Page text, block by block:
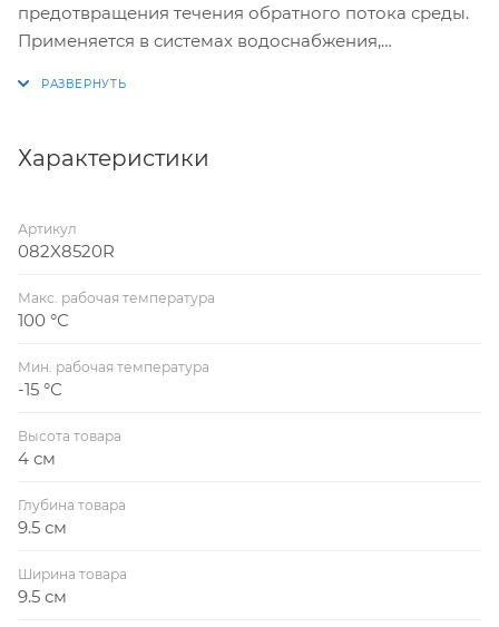
предотвращения течения обратного потока среды.
Применяется в системах водоснабжения,
Характеристики
Артикул
082X8520R
Макс. рабочая температура
100 °С
Мин. рабочая температура
-15 °С
Высота товара
4 см
Глубина товара
9.5 см
Ширина товара
9.5 см